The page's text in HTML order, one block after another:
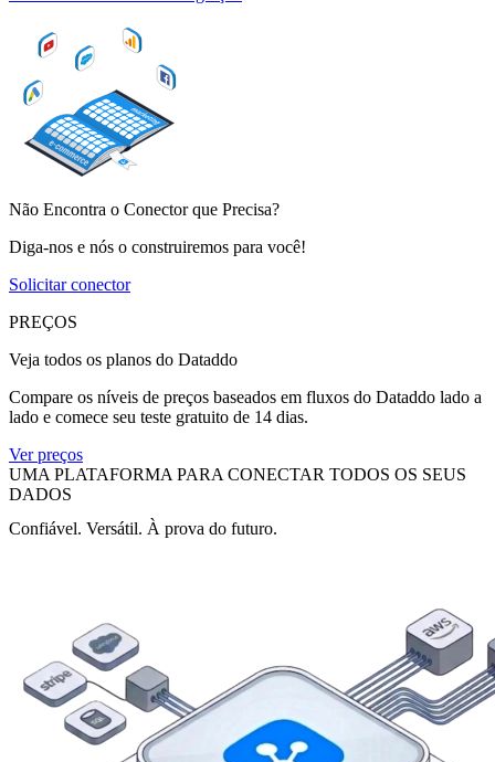
Não Encontra o Conector que Precisa?
Diga-nos e nós o construiremos para você!
Solicitar conector
PREÇOS
Veja todos os planos do Dataddo
Compare os níveis de preços baseados em fluxos do Dataddo lado a
lado e comece seu teste gratuito de 14 dias.
Ver preços
UMA PLATAFORMA PARA CONECTAR TODOS OS SEUS
DADOS
Confiável. Versátil. À prova do futuro.